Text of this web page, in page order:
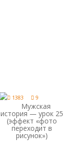
1383 9
Мужская
история — урок 25
(эффект «фото
переходит в
рисунок»)